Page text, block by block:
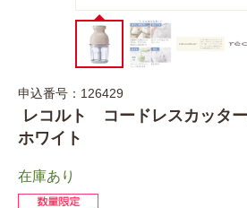
申込番号：126429
レコルト コードレスカッタ
ホワイト
在庫あり